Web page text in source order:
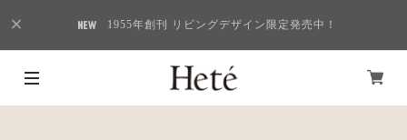
1955年創刊 リビングデザイン限定発売中！